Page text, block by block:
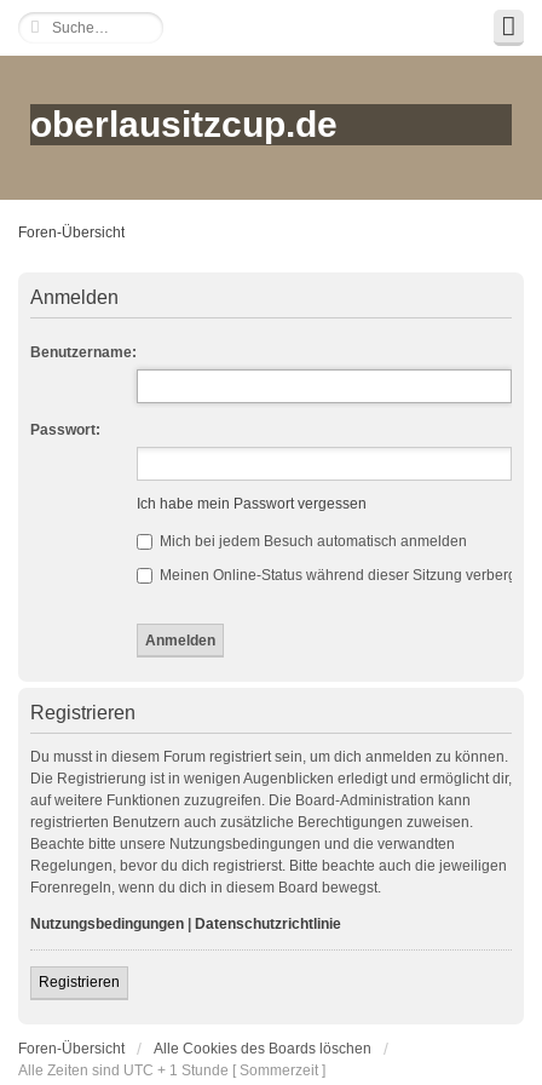
oberlausitzcup.de
Foren-Übersicht
Anmelden
Benutzername:
Passwort:
Ich habe mein Passwort vergessen
Mich bei jedem Besuch automatisch anmelden
Meinen Online-Status während dieser Sitzung verbergen
Registrieren
Du musst in diesem Forum registriert sein, um dich anmelden zu können.
Die Registrierung ist in wenigen Augenblicken erledigt und ermöglicht dir,
auf weitere Funktionen zuzugreifen. Die Board-Administration kann
registrierten Benutzern auch zusätzliche Berechtigungen zuweisen.
Beachte bitte unsere Nutzungsbedingungen und die verwandten
Regelungen, bevor du dich registrierst. Bitte beachte auch die jeweiligen
Forenregeln, wenn du dich in diesem Board bewegst.
Nutzungsbedingungen Datenschutzrichtlinie
Registrieren
Foren-Übersicht
Alle Cookies des Boards löschen
Alle Zeiten sind UTC + 1 Stunde [ Sommerzeit ]